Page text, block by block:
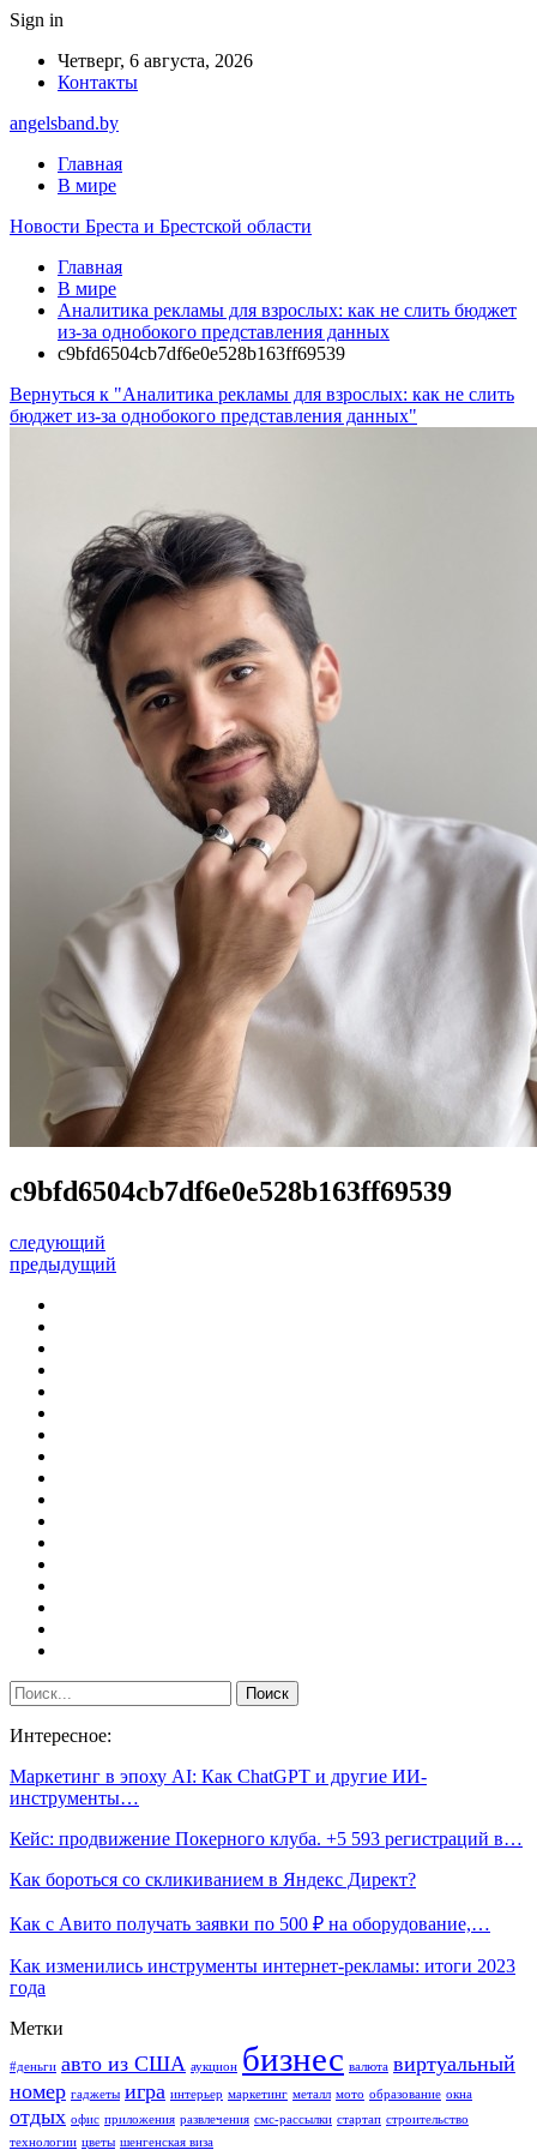
Sign in
Четверг, 6 августа, 2026
Контакты
angelsband.by
Главная
В мире
Новости Бреста и Брестской области
Главная
В мире
Аналитика рекламы для взрослых: как не слить бюджет
из-за однобокого представления данных
c9bfd6504cb7df6e0e528b163ff69539
Вернуться к "Аналитика рекламы для взрослых: как не слить
бюджет из-за однобокого представления данных"
c9bfd6504cb7df6e0e528b163ff69539
следующий
предыдущий
Интересное:
Маркетинг в эпоху AI: Как ChatGPT и другие ИИ-
инструменты…
Кейс: продвижение Покерного клуба. +5 593 регистраций в…
Как бороться со скликиванием в Яндекс Директ?
Как с Авито получать заявки по 500 ₽ на оборудование,…
Как изменились инструменты интернет-рекламы: итоги 2023
года
Метки
#деньги авто из США аукцион бизнес валюта виртуальный
номер гаджеты игра интерьер маркетинг металл мото образование окна
отдых офис приложения развлечения смс-рассылки стартап строительство
технологии цветы шенгенская виза